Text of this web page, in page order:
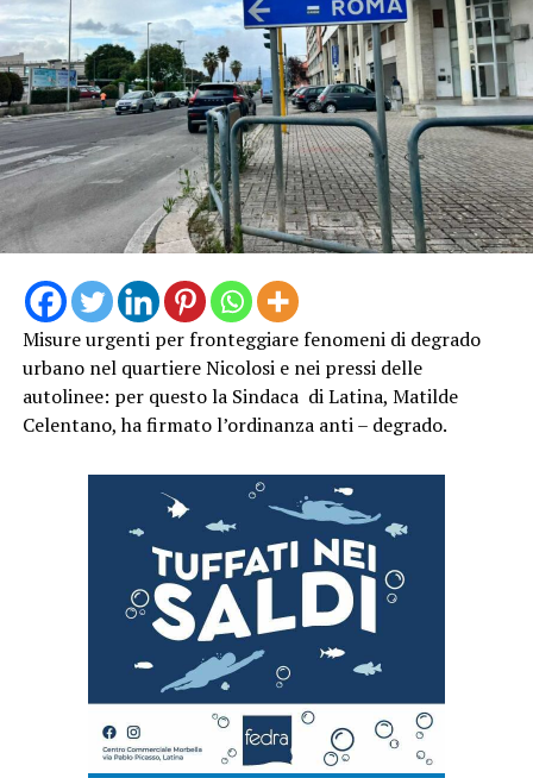
Misure urgenti per fronteggiare fenomeni di degrado
urbano nel quartiere Nicolosi e nei pressi delle
autolinee: per questo la Sindaca di Latina, Matilde
Celentano, ha firmato l’ordinanza anti – degrado.